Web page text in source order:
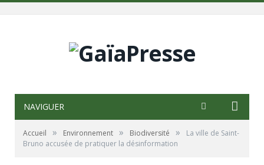
NAVIGUER
Accueil » Environnement » Biodiversité »
La ville de Saint-
Bruno accusée de pratiquer la désinformation